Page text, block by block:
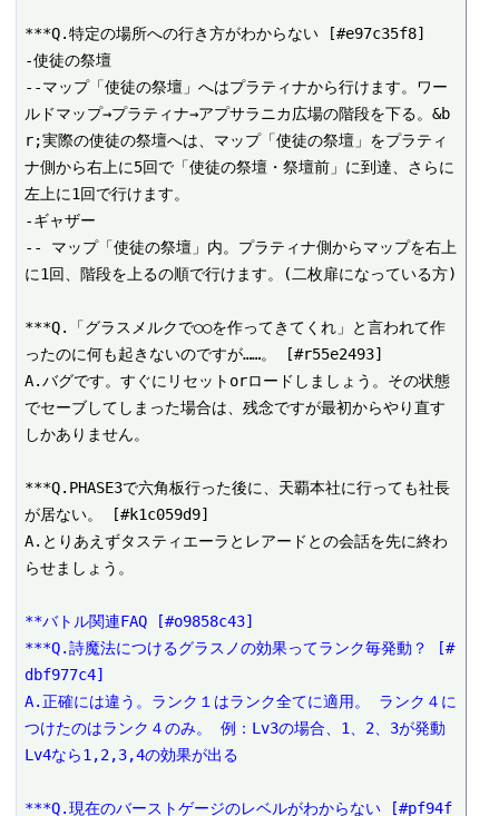
***Q.特定の場所への行き方がわからない [#e97c35f8]
-使徒の祭壇
--マップ「使徒の祭壇」へはプラティナから行けます。ワー
ルドマップ→プラティナ→アプサラニカ広場の階段を下る。&b
r;実際の使徒の祭壇へは、マップ「使徒の祭壇」をプラティ
ナ側から右上に5回で「使徒の祭壇・祭壇前」に到達、さらに
左上に1回で行けます。
-ギャザー
-- マップ「使徒の祭壇」内。プラティナ側からマップを右上
に1回、階段を上るの順で行けます。(二枚扉になっている方)
***Q.「グラスメルクで○○を作ってきてくれ」と言われて作
ったのに何も起きないのですが……。 [#r55e2493]
A.バグです。すぐにリセットorロードしましょう。その状態
でセーブしてしまった場合は、残念ですが最初からやり直す
しかありません。
***Q.PHASE3で六角板行った後に、天覇本社に行っても社長
が居ない。 [#k1c059d9]
A.とりあえずタスティエーラとレアードとの会話を先に終わ
らせましょう。
**バトル関連FAQ [#o9858c43]
***Q.詩魔法につけるグラスノの効果ってランク毎発動？ [#
dbf977c4]
A.正確には違う。ランク１はランク全てに適用。 ランク４に
つけたのはランク４のみ。 例：Lv3の場合、1、2、3が発動
Lv4なら1,2,3,4の効果が出る
***Q.現在のバーストゲージのレベルがわからない [#pf94f